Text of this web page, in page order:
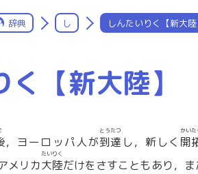
辞典 し しんたいりく【新大陸
【新大陸】
，ヨーロッパ人が到達
とうたつ
し，新しく 開
かいた
メリカ大陸
たいりく
だけをさすこともあり，